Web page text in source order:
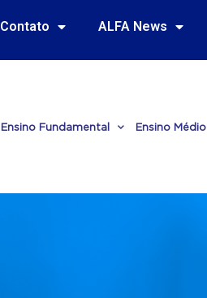
Contato ALFA News
Ensino Fundamental Ensino Médio